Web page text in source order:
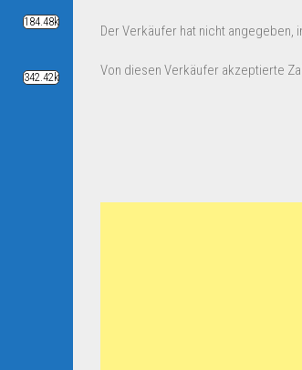
Der Verkäufer hat nicht
Von diesen Verkäufer akzeptierte
184.48k
342.42k